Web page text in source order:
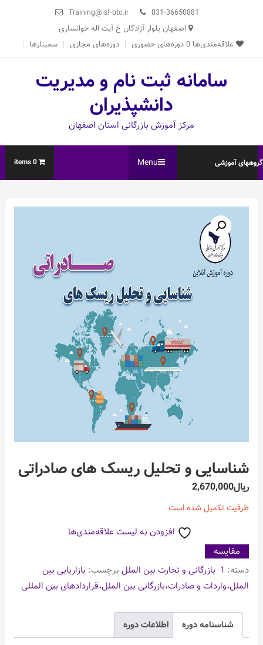
content
031-36650881
Training@isf-btc.ir
اصفهان بلوار آزادگان خ آیت اله خوانساری
علاقه‌مندی‌ها 0دوره‌های حضوری دوره‌های مجازی سمینارها
سامانه ثبت نام و مدیریت
دانشپذیران
مرکز آموزش بازرگانی استان اصفهان
گروههای آموزشی Menu
0 items
شناسایی و تحلیل ریسک های صادراتی
ریال2,670,000
ظرفیت تکمیل شده است
افزودن به لیست علاقه‌مندی‌ها
مقایسه
دسته: 1- بازرگانی و تجارت بین الملل برچسب: بازاریابی بین
الملل،واردات و صادرات،بازرگانی بین الملل،قراردادهای بین المللی
شناسنامه دوره اطلاعات دوره